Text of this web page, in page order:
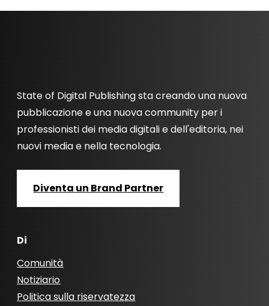
State of Digital Publishing sta creando una nuova
pubblicazione e una nuova community per i
professionisti dei media digitali e dell'editoria, nei
nuovi media e nella tecnologia.
Diventa un Brand Partner
Di
Comunità
Notiziario
Politica sulla riservatezza